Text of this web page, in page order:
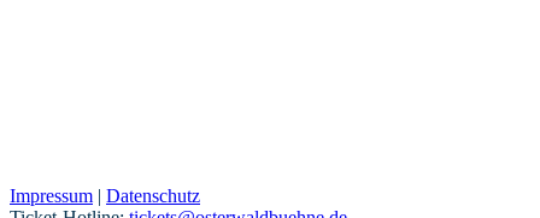
Impressum | Datenschutz